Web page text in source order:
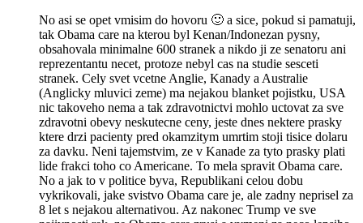
No asi se opet vmisim do hovoru 🙂 a sice, pokud si pamatuji,
tak Obama care na kterou byl Kenan/Indonezan pysny,
obsahovala minimalne 600 stranek a nikdo ji ze senatoru ani
reprezentantu necet, protoze nebyl cas na studie sesceti
stranek. Cely svet vcetne Anglie, Kanady a Australie
(Anglicky mluvici zeme) ma nejakou blanket pojistku, USA
nic takoveho nema a tak zdravotnictvi mohlo uctovat za sve
zdravotni obevy neskutecne ceny, jeste dnes nektere prasky
ktere drzi pacienty pred okamzitym umrtim stoji tisice dolaru
za davku. Neni tajemstvim, ze v Kanade za tyto prasky plati
lide frakci toho co Americane. To mela spravit Obama care.
No a jak to v politice byva, Republikani celou dobu
vykrikovali, jake svistvo Obama care je, ale zadny neprisel za
8 let s nejakou alternativou. Az nakonec Trump ve sve